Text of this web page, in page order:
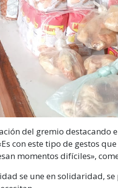
del gremio destacando
con este tipo de gestos
momentos difíciles»,
se une en solidaridad,